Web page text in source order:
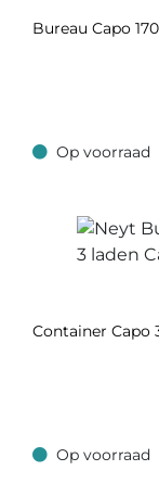
Bureau Capo
Op voorraad
Op voorraad
Container Capo
Op voorraad
Op voorraad